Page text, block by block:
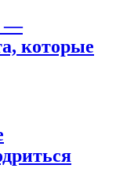
—
которые